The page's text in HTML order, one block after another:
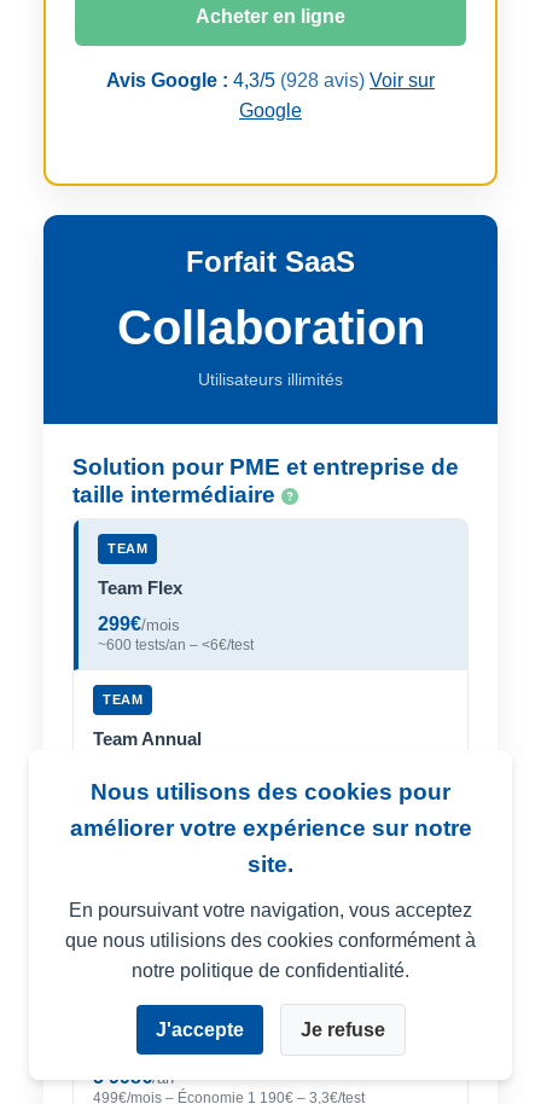
Nous utilisons des cookies pour
améliorer votre expérience sur notre
site.
En poursuivant votre navigation, vous acceptez
que nous utilisions des cookies conformément à
notre politique de confidentialité.
J'accepte Je refuse
Acheter en ligne
Avis Google : 4,3/5 (928 avis) Voir sur
Google
Forfait SaaS
Collaboration
Utilisateurs illimités
Solution pour PME et entreprise de
taille intermédiaire
TEAM
Team Flex
299€/mois
~600 tests/an – <6€/test
TEAM
Team Annual
240€/mois – Économie 708€ – <5€/test
599€
~1800 tests/an – <4€/test
Growth Annual
5 998€/an
499€/mois – Économie 1 190€ – 3,3€/test